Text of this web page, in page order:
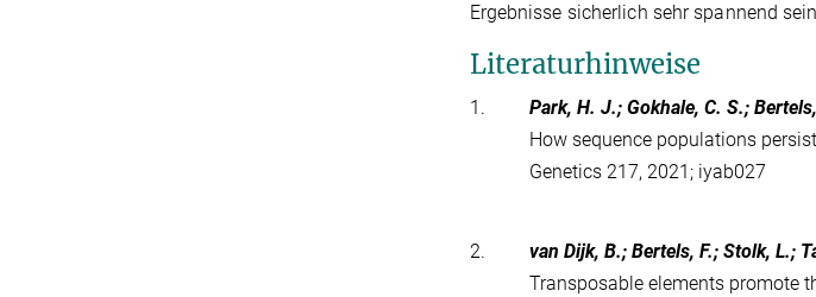
Ergebnisse sicherlich sehr spannend
Literaturhinweise
1.
Park, H. J.; Gokhale, C. S.;
How sequence populations
Genetics 217, 2021; iyab027
2.
van Dijk, B.; Bertels, F.; Stolk, L.;
Transposable elements promote